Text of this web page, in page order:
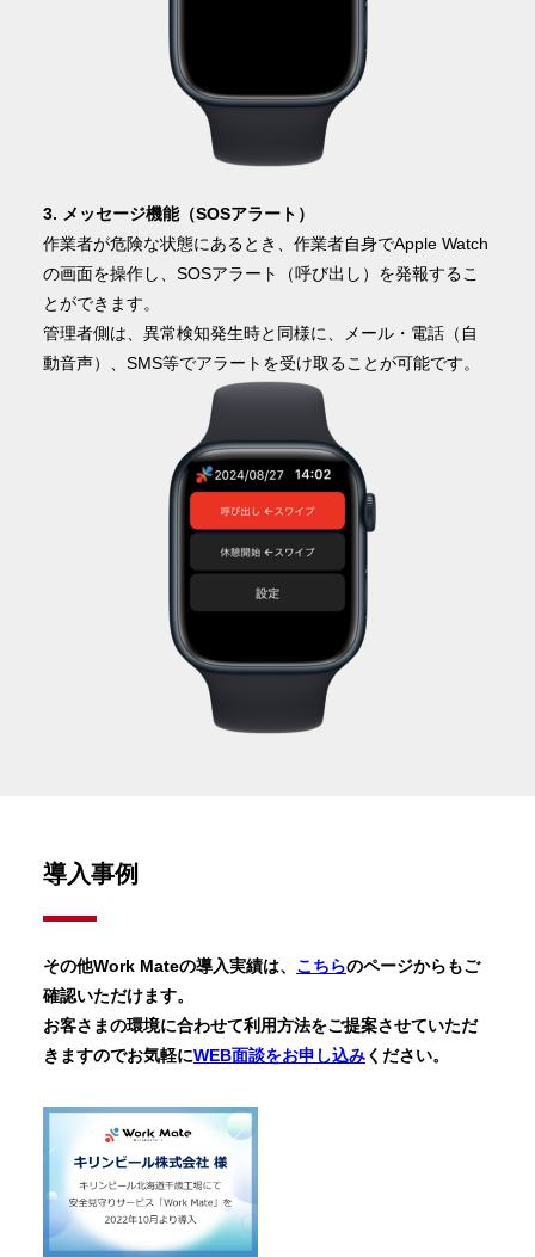
3. メッセージ機能（SOSアラート）
作業者が危険な状態にあるとき、作業者自身でApple Watch
の画面を操作し、SOSアラート（呼び出し）を発報するこ
とができます。
管理者側は、異常検知発生時と同様に、メール・電話（自
動音声）、SMS等でアラートを受け取ることが可能です。
導入事例
その他Work Mateの導入実績は、 こちらのページからもご
確認いただけます。
お客さまの環境に合わせて利用方法をご提案させていただ
きますのでお気軽にWEB面談をお申し込みください。